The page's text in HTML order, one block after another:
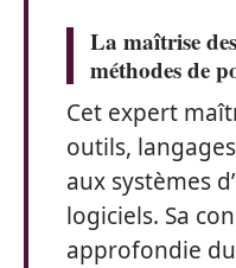
La maîtrise
méthodes de
Cet expert
outils,
aux systèmes
logiciels. Sa
approfondie